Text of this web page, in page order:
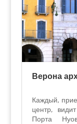
Верона
Каждый,
центр,
Порта